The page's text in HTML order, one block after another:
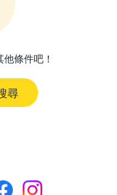
條件吧！
尋